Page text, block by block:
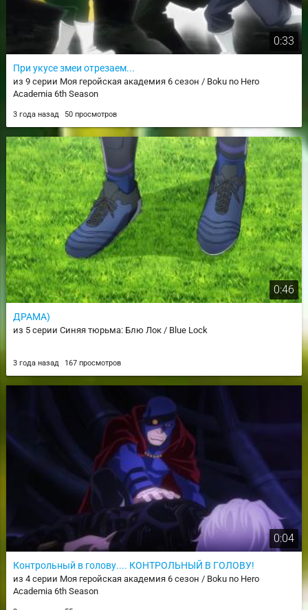
0:33
При укусе змеи отрезаем...
из 9 серии Моя геройская академия 6 сезон / Boku no Hero
Academia 6th Season
3 года назад 50 просмотров
0:46
ДРАМА)
из 5 серии Синяя тюрьма: Блю Лок / Blue Lock
3 года назад 167 просмотров
0:04
Контрольный в голову.... КОНТРОЛЬНЫЙ В ГОЛОВУ!
из 4 серии Моя геройская академия 6 сезон / Boku no Hero
Academia 6th Season